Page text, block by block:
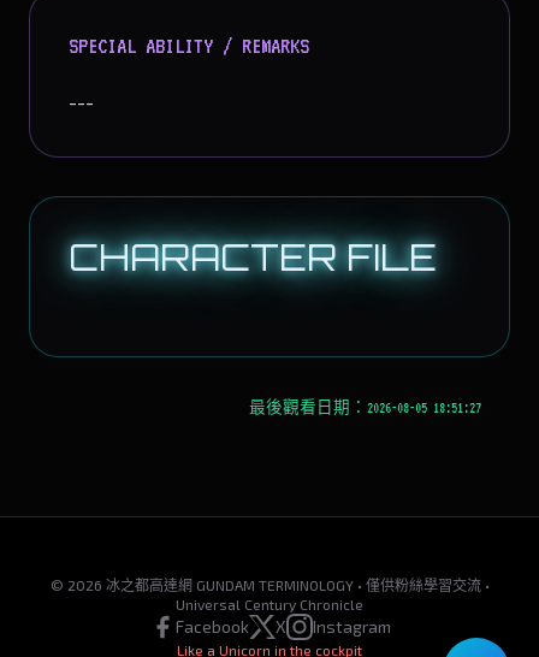
SPECIAL ABILITY / REMARKS
---
CHARACTER FILE
最後觀看日期：2026-08-05 18:51:27
© 2026 冰之都高達網 GUNDAM TERMINOLOGY • 僅供粉絲學習交流 •
Universal Century Chronicle
Facebook X Instagram
Like a Unicorn in the cockpit